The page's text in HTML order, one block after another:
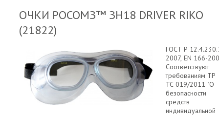
ОЧКИ РОСОМЗ™ ЗН18 DRIVER RIKO
(21822)
ГОСТ Р
2007, EN 166-
Соответствуют
требованиям ТР
ТС 019/2011 "О
безопасности
средств
индивидуальной